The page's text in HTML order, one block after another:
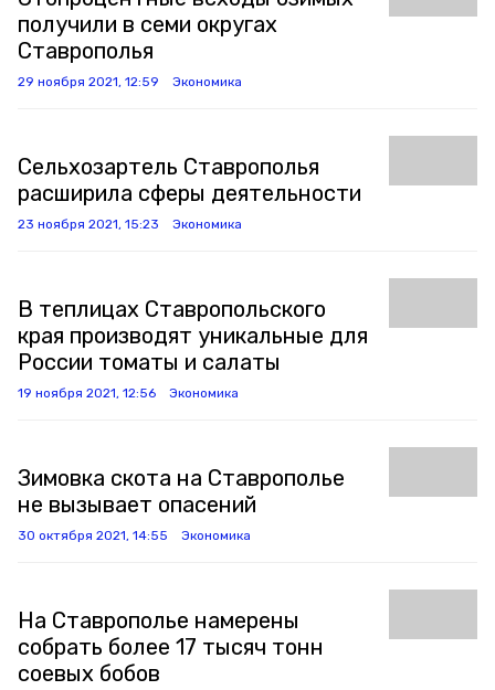
получили в семи округах
Ставрополья
29 ноября 2021, 12:59 Экономика
Сельхозартель Ставрополья
расширила сферы деятельности
23 ноября 2021, 15:23 Экономика
В теплицах Ставропольского
края производят уникальные для
России томаты и салаты
19 ноября 2021, 12:56 Экономика
Зимовка скота на Ставрополье
не вызывает опасений
30 октября 2021, 14:55 Экономика
На Ставрополье намерены
собрать более 17 тысяч тонн
соевых бобов